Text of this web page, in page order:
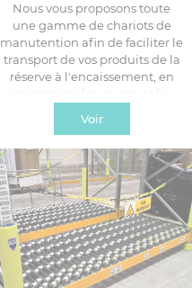
Nous vous proposons toute
une gamme de chariots de
manutention afin de faciliter le
transport de vos produits de la
réserve à l'encaissement, en
passant par les rayons et les
Voir